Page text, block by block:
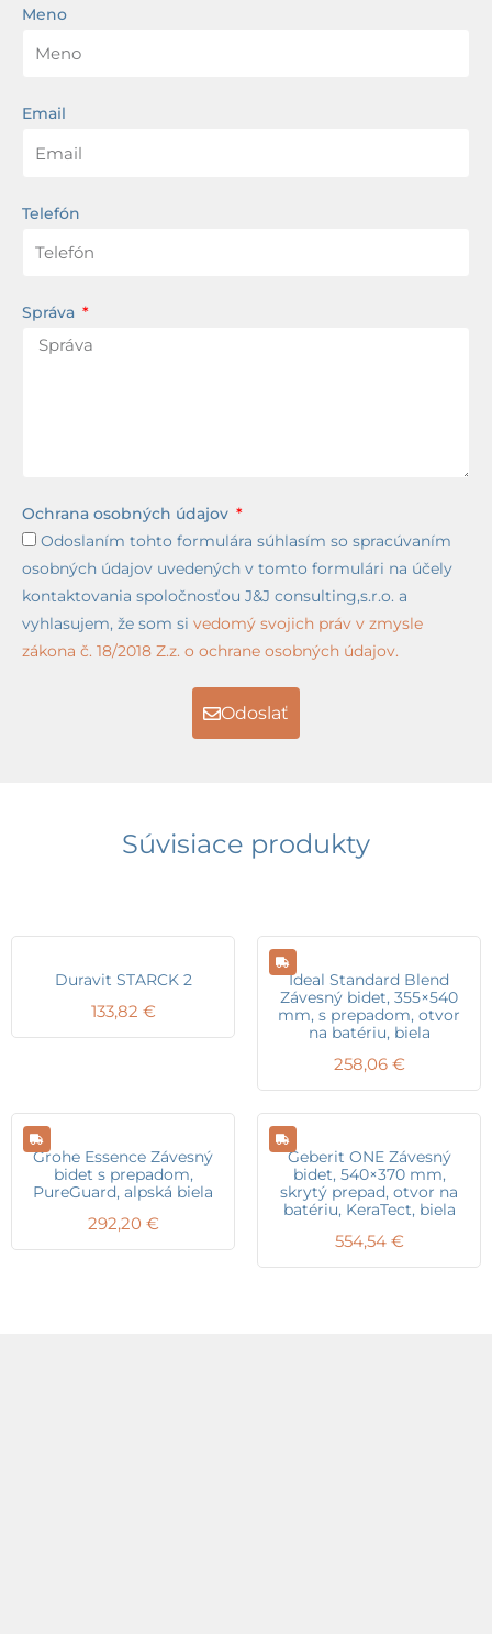
Meno
Email
Telefón
Správa
Ochrana osobných údajov
Odoslaním tohto formulára súhlasím so spracúvaním
osobných údajov uvedených v tomto formulári na účely
kontaktovania spoločnosťou J&J consulting,s.r.o. a
vyhlasujem, že som si vedomý svojich práv v zmysle
zákona č. 18/2018 Z.z. o ochrane osobných údajov.
Odoslať
Súvisiace produkty
Duravit STARCK 2
133,82 €
Ideal Standard Blend
Závesný bidet, 355×540
mm, s prepadom, otvor
na batériu, biela
258,06 €
Grohe Essence Závesný
bidet s prepadom,
PureGuard, alpská biela
292,20 €
Geberit ONE Závesný
bidet, 540×370 mm,
skrytý prepad, otvor na
batériu, KeraTect, biela
554,54 €